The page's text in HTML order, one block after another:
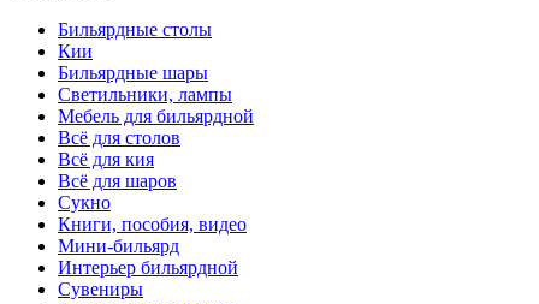
Бильярдные столы
Кии
Бильярдные шары
Светильники, лампы
Мебель для бильярдной
Всё для столов
Всё для кия
Всё для шаров
Сукно
Книги, пособия, видео
Мини-бильярд
Интерьер бильярдной
Сувениры